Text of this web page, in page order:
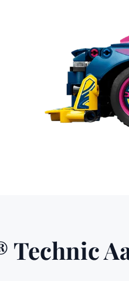
Technic